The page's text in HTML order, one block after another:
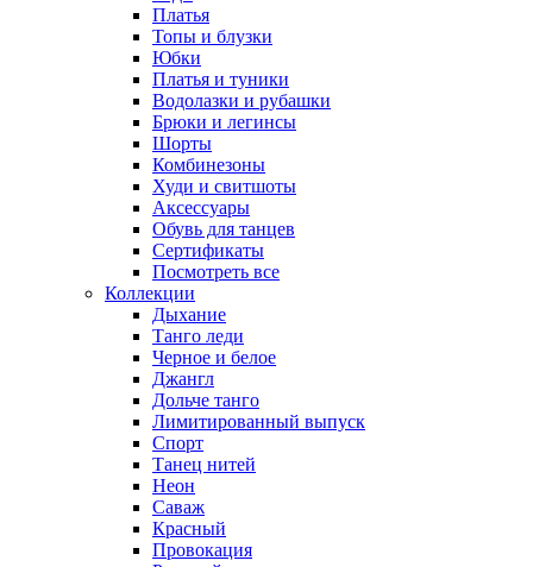
Платья
Топы и блузки
Юбки
Платья и туники
Водолазки и рубашки
Брюки и легинсы
Шорты
Комбинезоны
Худи и свитшоты
Аксессуары
Обувь для танцев
Сертификаты
Посмотреть все
Коллекции
Дыхание
Танго леди
Черное и белое
Джангл
Дольче танго
Лимитированный выпуск
Спорт
Танец нитей
Неон
Саваж
Красный
Провокация